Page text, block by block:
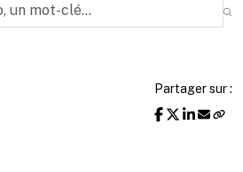
Partager sur :